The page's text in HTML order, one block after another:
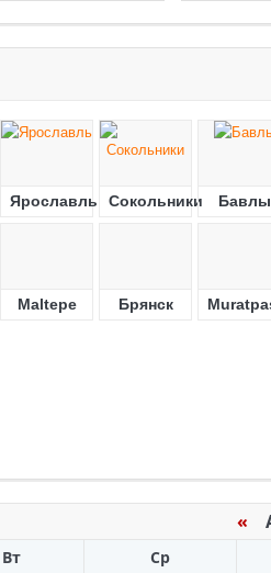
Ярославль Сокольники Бавлы
Maltepe Брянск
«
Вт Ср